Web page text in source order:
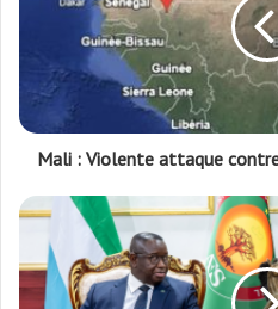
Mali : Violente attaque